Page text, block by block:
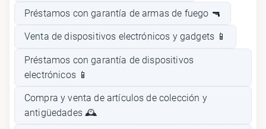
Préstamos con garantía de armas de fuego 🔫
Venta de dispositivos electrónicos y gadgets 📱
Préstamos con garantía de dispositivos
electrónicos 📱
Compra y venta de artículos de colección y
antigüedades 🕰️